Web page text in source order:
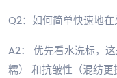
Q2：如何简单快速地在
A2： 优先看水洗标，
糯） 和抗皱性（混纺